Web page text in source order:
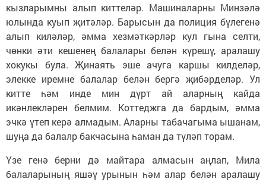
кызларымны алып киттеләр. Машиналарны Минзәлә
юлында куып җитәләр. Барысын да полиция бүлегенә
алып киләләр, әмма хезмәткәрләр кул гына селти,
чөнки әти кешенең балалары белән күрешү, аралашу
хокукы була. Җинаять эше ачуга каршы килделәр,
элекке иремне балалар белән бергә җибәрделәр. Ул
китте һәм инде мин дүрт ай аларның кайда
икәнлекләрен белмим. Коттеджга да бардым, әмма
эчкә үтеп керә алмадым. Аларны табачагыма ышанам,
шуңа да балалр бакчасына һаман да түләп торам.
Үзе генә берни дә майтара алмасын аңлап, Мила
балаларының яшәү урынын һәм алар белән аралашу